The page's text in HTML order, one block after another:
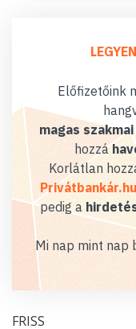
Előfizetőink
magas
hozzá
Korlátlan
Privátbankár.hu
pedig a
Mi nap mint nap
FRISS